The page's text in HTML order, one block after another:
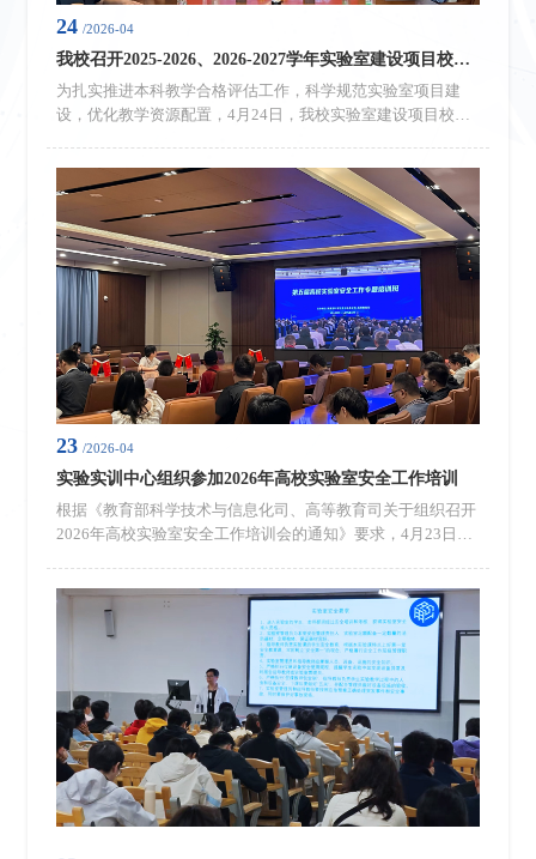
24 /2026-04
我校召开2025-2026、2026-2027学年实验室建设项目校外专家评审会
为扎实推进本科教学合格评估工作，科学规范实验室项目建
设，优化教学资源配置，4月24日，我校实验室建设项目校外
等实验实训管理相关部门负责人参会，会议由常务副校长吴舸
主持。会前，张光宇校长就本次评审工作作出明确部署与统一
要求。他强调，实验室建设必须紧扣人才培养方案与教学实际
需求，重点回答好“为什么建、...
23 /2026-04
实验实训中心组织参加2026年高校实验室安全工作培训
根据《教育部科学技术与信息化司、高等教育司关于组织召开
2026年高校实验室安全工作培训会的通知》要求，4月23日，
常务副校长、各二级学院分管实验室工作的院领导、实验员、
承担实验教学任务的教师以及实验实训中心全体工作人员。培
训中，教育部科学技术与信息化司一级巡视员张国辉全面梳理
高校实验室安全工作成效，...